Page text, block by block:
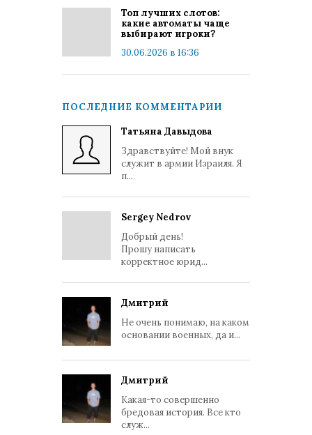
Топ лучших слотов:
какие автоматы чаще
выбирают игроки?
30.06.2026 в 16:36
ПОСЛЕДНИЕ КОММЕНТАРИИ
Татьяна Давыдова
Здравствуйте! Мой внук
служит в армии Израиля. Я
п...
Sergey Nedrov
Добрый день!
Прошу написать
корректное юрид...
Дмитрий
Не очень понимаю, на каком
основании военных, да и...
Дмитрий
Какая-то совершенно
бредовая история. Все кто
служ...